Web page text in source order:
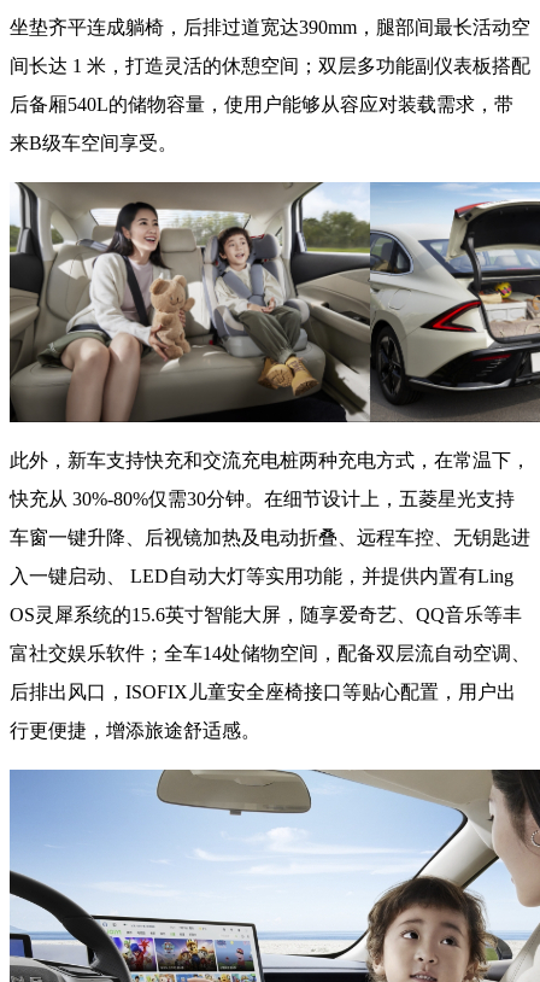
坐垫齐平连成躺椅，后排过道宽达390mm，腿部间最长活动空
间长达 1 米，打造灵活的休憩空间；双层多功能副仪表板搭配
后备厢540L的储物容量，使用户能够从容应对装载需求，带
来B级车空间享受。
此外，新车支持快充和交流充电桩两种充电方式，在常温下，
快充从 30%-80%仅需30分钟。在细节设计上，五菱星光支持
车窗一键升降、后视镜加热及电动折叠、远程车控、无钥匙进
入一键启动、 LED自动大灯等实用功能，并提供内置有Ling
OS灵犀系统的15.6英寸智能大屏，随享爱奇艺、QQ音乐等丰
富社交娱乐软件；全车14处储物空间，配备双层流自动空调、
后排出风口，ISOFIX儿童安全座椅接口等贴心配置，用户出
行更便捷，增添旅途舒适感。